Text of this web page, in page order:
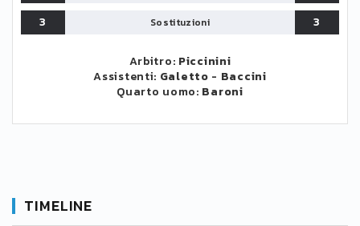
3
Sostituzioni 3
Arbitro: Piccinini
Assistenti: Galetto - Baccini
Quarto uomo: Baroni
TIMELINE